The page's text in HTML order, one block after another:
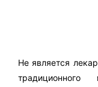
Не является